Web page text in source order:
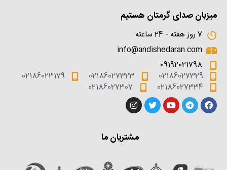
میزبان صدای گرمتان هستیم
7 روز هفته - 24 ساعته
info@andishedaran.com
09192021798
02186027329
02186027323
02186023179
02186027334
02186027307
مشتریان ما